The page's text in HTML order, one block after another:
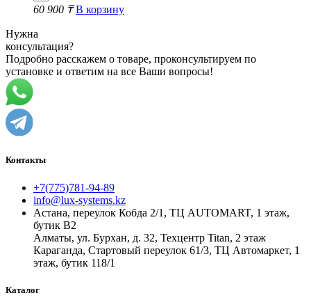
60 900 ₸ В корзину
Нужна
консультация?
Подробно расскажем о товаре, проконсультируем по
установке и ответим на все Ваши вопросы!
Контакты
+7(775)781-94-89
info@lux-systems.kz
Астана, переулок Кобда 2/1, ТЦ AUTOMART, 1 этаж,
бутик B2
Алматы, ул. Бурхан, д. 32, Техцентр Titan, 2 этаж
Караганда, Стартовый переулок 61/3, ТЦ Автомаркет, 1
этаж, бутик 118/1
Каталог